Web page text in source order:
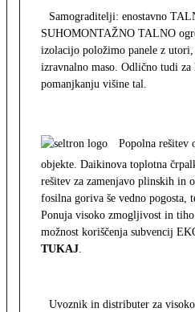
Samograditelji: enostavno
SUHOMONTAŽNO TALNO
izolacijo položimo panele z
izravnalno maso. Odlično tudi za
pomanjkanju višine tal.
Popolna rešitev
objekte. Daikinova toplotna
rešitev za zamenjavo plinskih in
fosilna goriva še vedno pogosta,
Ponuja visoko zmogljivost in
možnost koriščenja subvencij
TUKAJ.
Uvoznik in distributer za